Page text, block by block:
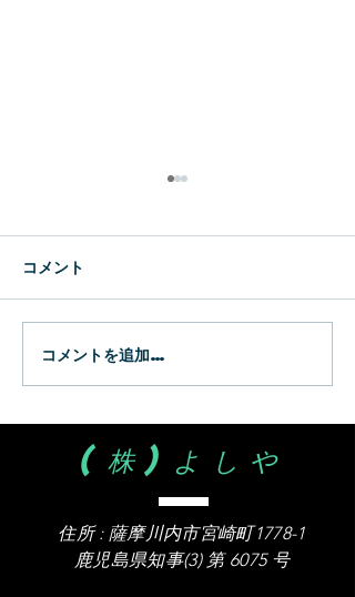
コメント
コメントを追加…
(株)よしや
住所 : 薩摩川内市宮崎町1778-1
​鹿児島県知事(3) 第 6075 号